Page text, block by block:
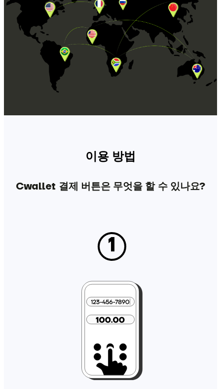
이용 방법
Cwallet 결제 버튼은 무엇을 할 수 있나요?
1